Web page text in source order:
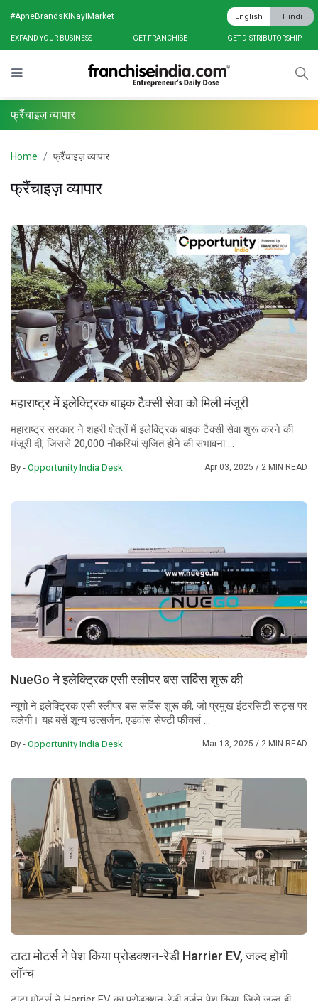
EXPAND YOUR BUSINESS GET FRANCHISE GET DISTRIBUTORSHIP
#ApneBrandsKiNayiMarket English Hindi
फ्रैंचाइज़ व्यापार
Home फ्रैंचाइज़ व्यापार
फ्रैंचाइज़ व्यापार
महाराष्ट्र में इलेक्ट्रिक बाइक टैक्सी सेवा को मिली मंजूरी
महाराष्ट्र सरकार ने शहरी क्षेत्रों में इलेक्ट्रिक बाइक टैक्सी सेवा शुरू करने की
मंजूरी दी, जिससे 20,000 नौकरियां सृजित होने की संभावना ...
By -Opportunity India Desk Apr 03, 2025 / 2 MIN READ
NueGo ने इलेक्ट्रिक एसी स्लीपर बस सर्विस शुरू की
न्यूगो ने इलेक्ट्रिक एसी स्लीपर बस सर्विस शुरू की, जो प्रमुख इंटरसिटी रूट्स पर
चलेगी। यह बसें शून्य उत्सर्जन, एडवांस सेफ्टी फीचर्स ...
By -Opportunity India Desk Mar 13, 2025 / 2 MIN READ
टाटा मोटर्स ने पेश किया प्रोडक्शन-रेडी Harrier EV, जल्द होगी
लॉन्च